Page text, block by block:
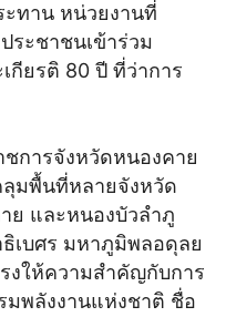
ทาน หน่วยงานที่
ระชาชนเข้าร่วม
กียรติ 80 ปี ที่ว่าการ
การจังหวัดหนองคาย
มพื้นที่หลายจังหวัด
ย และหนองบัวลำภู
เบศร มหาภูมิพลอดุลย
งให้ความสำคัญกับการ
พลังงานแห่งชาติ ชื่อ